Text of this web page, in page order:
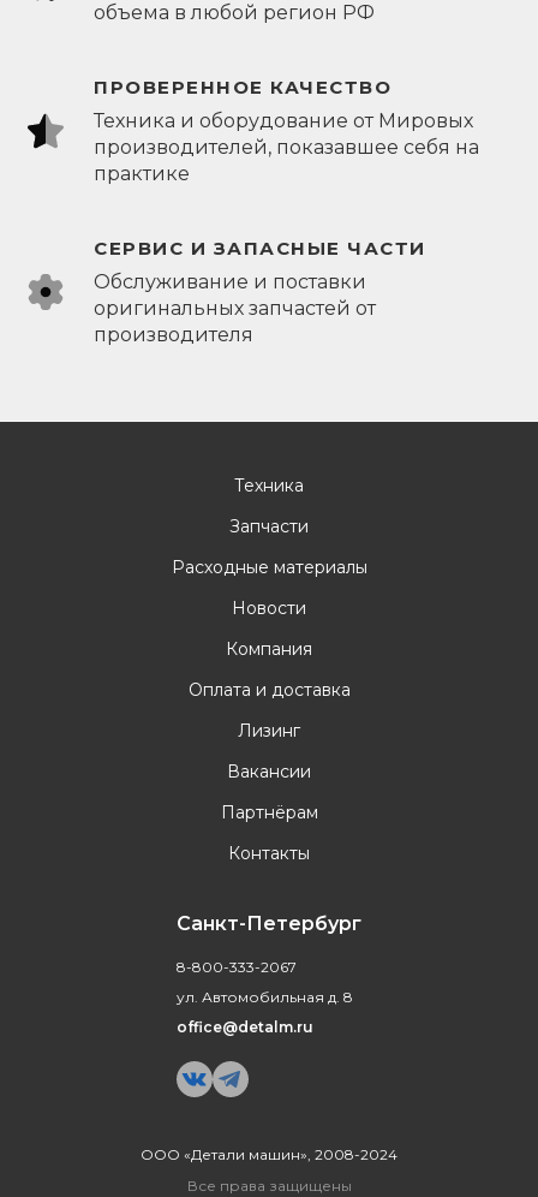
объема в любой регион РФ
ПРОВЕРЕННОЕ КАЧЕСТВО
Техника и оборудование от Мировых
производителей, показавшее себя на
практике
СЕРВИС И ЗАПАСНЫЕ ЧАСТИ
Обслуживание и поставки
оригинальных запчастей от
производителя
ООО «Детали машин», 2008-2024
Все права защищены
Техника
Запчасти
Расходные материалы
Новости
Компания
Оплата и доставка
Лизинг
Вакансии
Партнёрам
Контакты
Санкт-Петербург
8-800-333-2067
ул. Автомобильная д. 8
office@detalm.ru